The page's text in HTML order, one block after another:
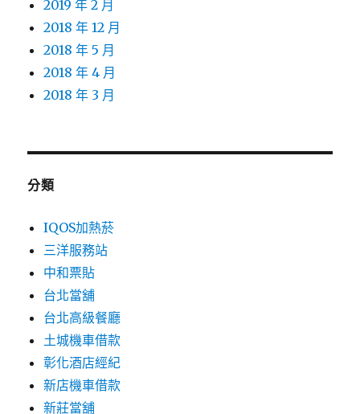
2019 年 2 月
2018 年 12 月
2018 年 5 月
2018 年 4 月
2018 年 3 月
分類
IQOS加熱菸
三洋服務站
中和票貼
台北當舖
台北高級餐廳
土城機車借款
彰化酒店經紀
新店機車借款
新莊當舖